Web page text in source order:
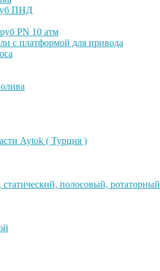
ПНД
PN 10 атм
с платформой для привода
Aytok ( Турция )
полосовый, ротаторный